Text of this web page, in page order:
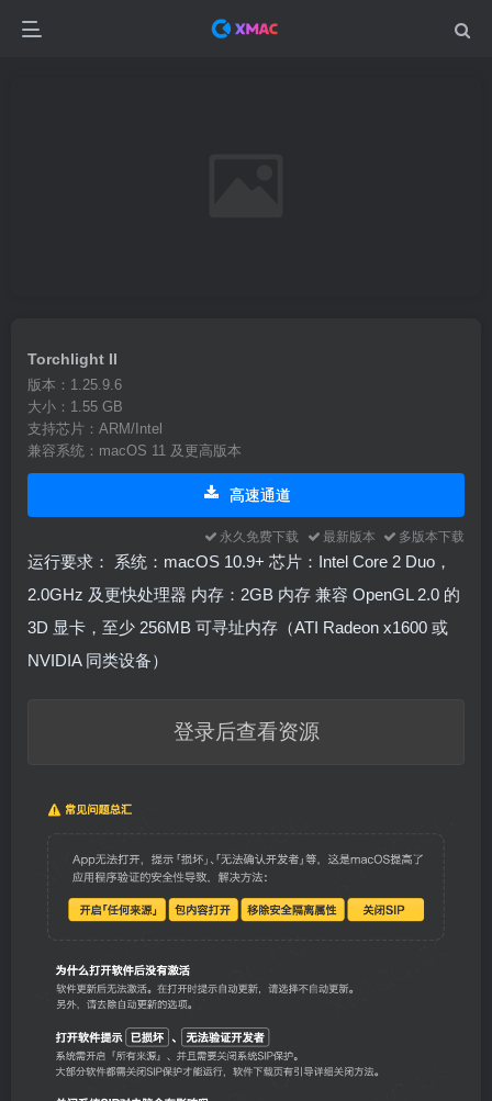
Torchlight II
版本：1.25.9.6
大小：1.55 GB
支持芯片：ARM/Intel
兼容系统：macOS 11 及更高版本
高速通道
永久免费下载 最新版本 多版本下载
运行要求： 系统：macOS 10.9+ 芯片：Intel Core 2 Duo，
2.0GHz 及更快处理器 内存：2GB 内存 兼容 OpenGL 2.0 的
3D 显卡，至少 256MB 可寻址内存（ATI Radeon x1600 或
NVIDIA 同类设备）
登录后查看资源